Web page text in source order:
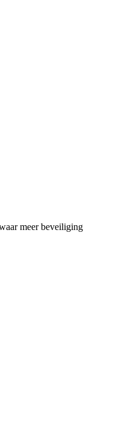
meer beveiliging